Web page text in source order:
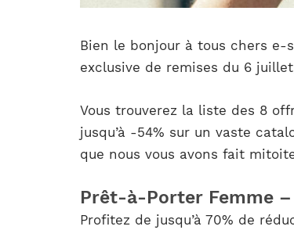
Bien le bonjour à tous chers e-
exclusive de remises du 6
Vous trouverez la liste des 8
jusqu’à -54% sur un vaste
que nous vous avons fait
Prêt-à-Porter Femme
Profitez de jusqu’à 70% de